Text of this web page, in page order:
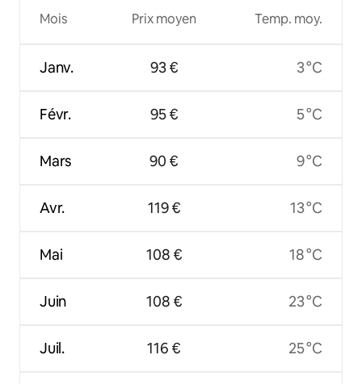
Mois
Janv.
Févr.
Mars
Avr.
Mai
Juin
Juil.
Prix moyen
93 €
95 €
90 €
119 €
108 €
108 €
116 €
Temp. moy.
3 °C
5 °C
9 °C
13 °C
18 °C
23 °C
25 °C